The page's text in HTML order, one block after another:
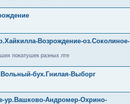
Возрождение-оз.Соколиное-
покатушек разных лте
бух.Гнилая-Выборг
ур.Вашково-Андромер-Охрино-